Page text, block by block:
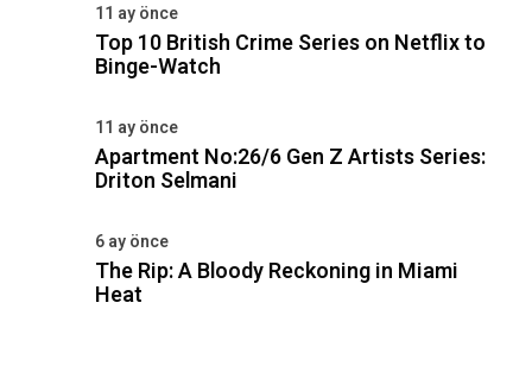
11 ay önce
Top 10 British Crime Series on Netflix to
Binge-Watch
11 ay önce
Apartment No:26/6 Gen Z Artists Series:
Driton Selmani
6 ay önce
The Rip: A Bloody Reckoning in Miami
Heat